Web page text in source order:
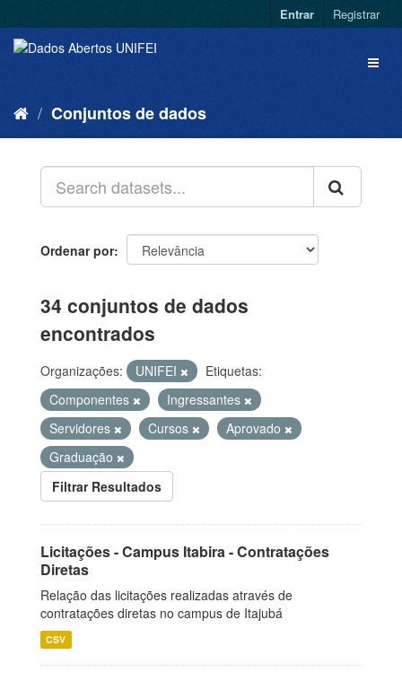
Entrar Registrar
Conjuntos de dados
Ordenar por
34 conjuntos de dados
encontrados
Organizações: UNIFEI
Etiquetas:
Componentes
Ingressantes
Servidores
Cursos
Aprovado
Graduação
Filtrar Resultados
Licitações - Campus Itabira - Contratações
Diretas
Relação das licitações realizadas através de
contratações diretas no campus de Itajubá
CSV